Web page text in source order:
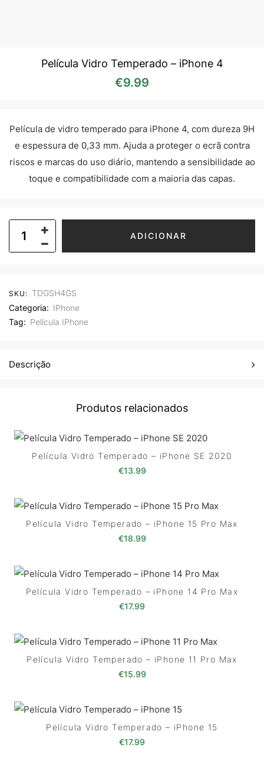
Película Vidro Temperado – iPhone 4
€9.99
Película de vidro temperado para iPhone 4, com dureza 9H
e espessura de 0,33 mm. Ajuda a proteger o ecrã contra
riscos e marcas do uso diário, mantendo a sensibilidade ao
toque e compatibilidade com a maioria das capas.
ADICIONAR
SKU: TDGSH4GS
Categoria: IPhone
Tag: Película IPhone
Descrição
Produtos relacionados
Película Vidro Temperado – iPhone SE 2020
€13.99
Película Vidro Temperado – iPhone 15 Pro Max
€18.99
Película Vidro Temperado – iPhone 14 Pro Max
€17.99
Película Vidro Temperado – iPhone 11 Pro Max
€15.99
Película Vidro Temperado – iPhone 15
€17.99